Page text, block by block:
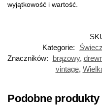
wyjątkowość i wartość.
Kategorie:
Znaczników:
brązowy,
vintage,
Podobne produkty